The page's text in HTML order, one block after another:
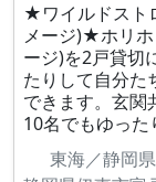
★ワイルドスト
メージ)★ホリホ
ージ)を2戸貸切
たりして自分た
できます。玄関
10名でもゆった
東海／静岡